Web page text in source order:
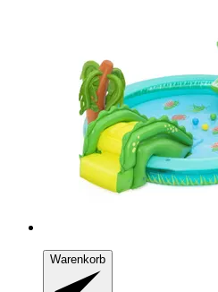
Warenkorb